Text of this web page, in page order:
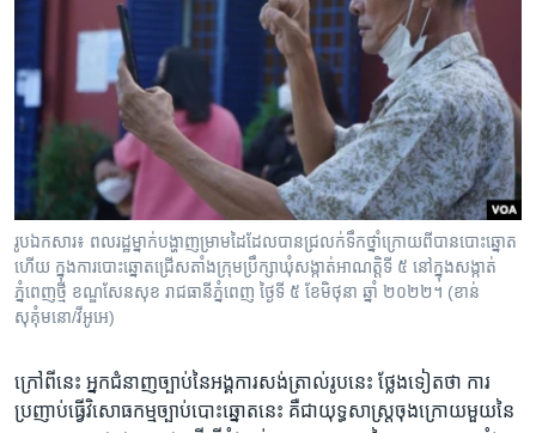
រូបឯកសារ៖ ពលរដ្ឋម្នាក់បង្ហាញម្រាមដៃដែលបានជ្រលក់ទឹកថ្នាំក្រោយពីបានបោះឆ្នោត
ហើយ ក្នុងការបោះឆ្នោតជ្រើសតាំងក្រុមប្រឹក្សាឃុំសង្កាត់អាណត្តិទី ៥ នៅក្នុងសង្កាត់
ភ្នំពេញថ្មី ខណ្ឌសែនសុខ រាជធានីភ្នំពេញ ថ្ងៃទី ៥ ខែមិថុនា ឆ្នាំ ២០២២។ (ខាន់
សុគុំមនោ/វីអូអេ)
ក្រៅពីនេះ​ អ្នក​ជំនាញ​ច្បាប់​នៃ​អង្គការ​សង់ត្រាល់រូបនេះ ថ្លែង​ទៀត​ថា ការ​
ប្រញាប់​ធ្វើ​វិសោធ​កម្ម​ច្បាប់​បោះ​ឆ្នោត​នេះ គឺជាយុទ្ធសាស្ត្រ​ចុង​ក្រោយ​មួ​យ​នៃ​